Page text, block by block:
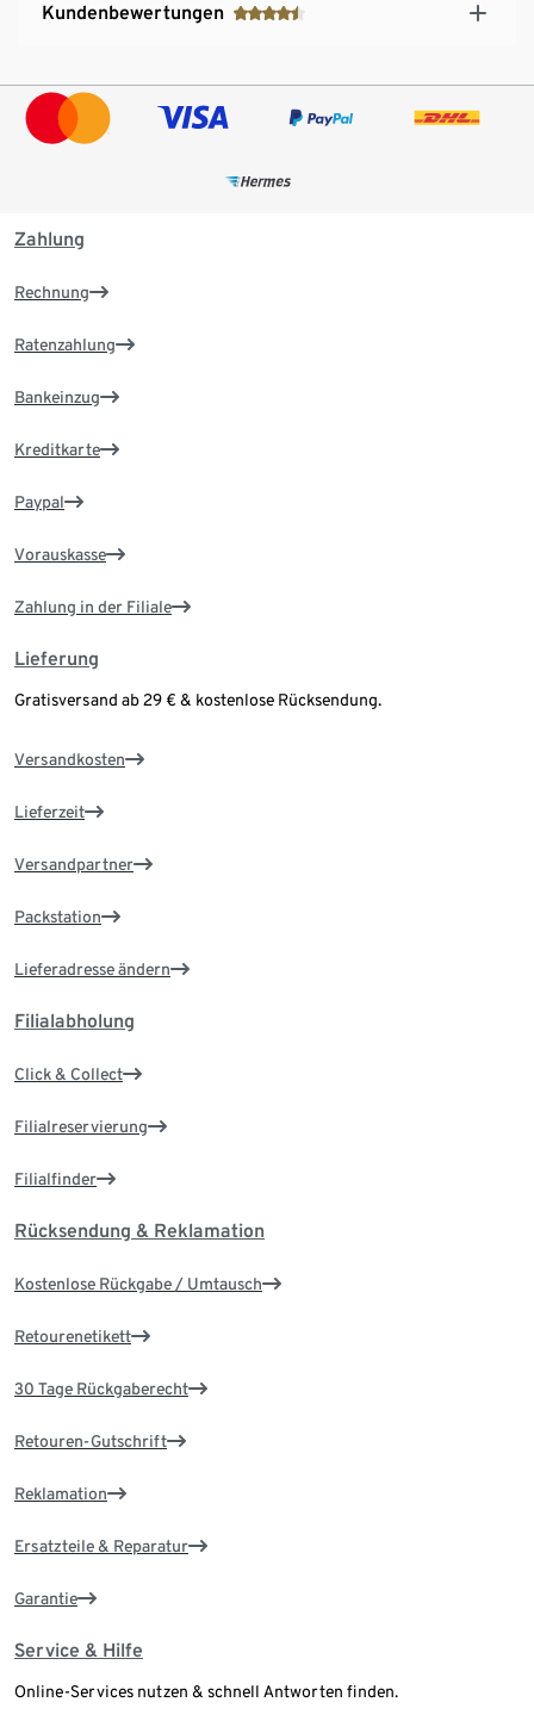
Kundenbewertungen
Zahlung
Rechnung
Ratenzahlung
Bankeinzug
Kreditkarte
Paypal
Vorauskasse
Zahlung in der Filiale
Lieferung
Gratisversand ab 29 € & kostenlose Rücksendung.
Versandkosten
Lieferzeit
Versandpartner
Packstation
Lieferadresse ändern
Filialabholung
Click & Collect
Filialreservierung
Filialfinder
Rücksendung & Reklamation
Kostenlose Rückgabe / Umtausch
Retourenetikett
30 Tage Rückgaberecht
Retouren-Gutschrift
Reklamation
Ersatzteile & Reparatur
Garantie
Service & Hilfe
Online-Services nutzen & schnell Antworten finden.